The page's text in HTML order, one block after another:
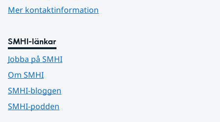
Mer kontaktinformation
SMHI-länkar
Jobba på SMHI
Om SMHI
SMHI-bloggen
SMHI-podden